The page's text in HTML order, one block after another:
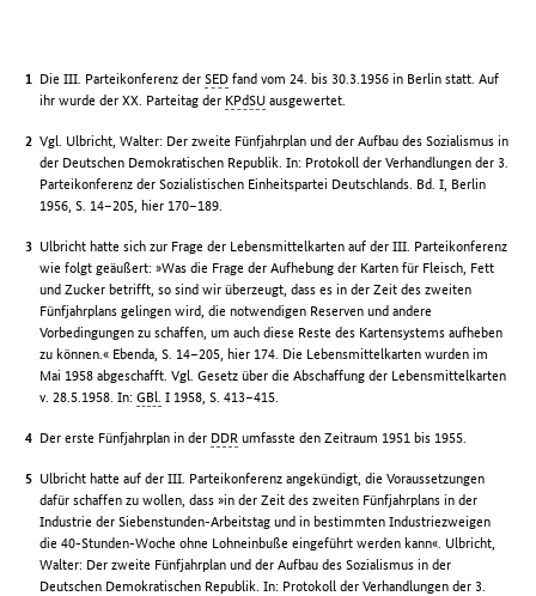
Die III. Parteikonferenz derSED fand vom 24. bis 30.3.1956 in Berlin statt. Auf
ihr wurde der XX. Parteitag der KPdSU ausgewertet.
Vgl. Ulbricht, Walter: Der zweite Fünfjahrplan und der Aufbau des Sozialismus in
der Deutschen Demokratischen Republik. In: Protokoll der Verhandlungen der 3.
Parteikonferenz der Sozialistischen Einheitspartei Deutschlands. Bd. I, Berlin
1956, S. 14–205, hier 170–189.
Ulbricht hatte sich zur Frage der Lebensmittelkarten auf der III. Parteikonferenz
wie folgt geäußert: »Was die Frage der Aufhebung der Karten für Fleisch, Fett
und Zucker betrifft, so sind wir überzeugt, dass es in der Zeit des zweiten
Fünfjahrplans gelingen wird, die notwendigen Reserven und andere
Vorbedingungen zu schaffen, um auch diese Reste des Kartensystems aufheben
zu können.« Ebenda, S. 14–205, hier 174. Die Lebensmittelkarten wurden im
Mai 1958 abgeschafft. Vgl. Gesetz über die Abschaffung der Lebensmittelkarten
v. 28.5.1958. In:GBl. I 1958, S. 413–415.
Der erste Fünfjahrplan in der DDR umfasste den Zeitraum 1951 bis 1955.
Ulbricht hatte auf der III. Parteikonferenz angekündigt, die Voraussetzungen
dafür schaffen zu wollen, dass »in der Zeit des zweiten Fünfjahrplans in der
Industrie der Siebenstunden-Arbeitstag und in bestimmten Industriezweigen
die 40-Stunden-Woche ohne Lohneinbuße eingeführt werden kann«. Ulbricht,
Walter: Der zweite Fünfjahrplan und der Aufbau des Sozialismus in der
Deutschen Demokratischen Republik. In: Protokoll der Verhandlungen der 3.